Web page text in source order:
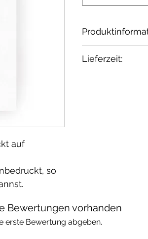
auf
so
Hej Hanni.
Lieferzeit:
Bewertungen vorhanden
erste Bewertung abgeben.